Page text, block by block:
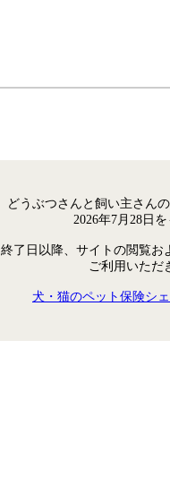
どうぶつさんと飼い主さん
2026年7月28日
終了日以降、サイトの閲覧お
ご利用いただ
犬・猫のペット保険シ